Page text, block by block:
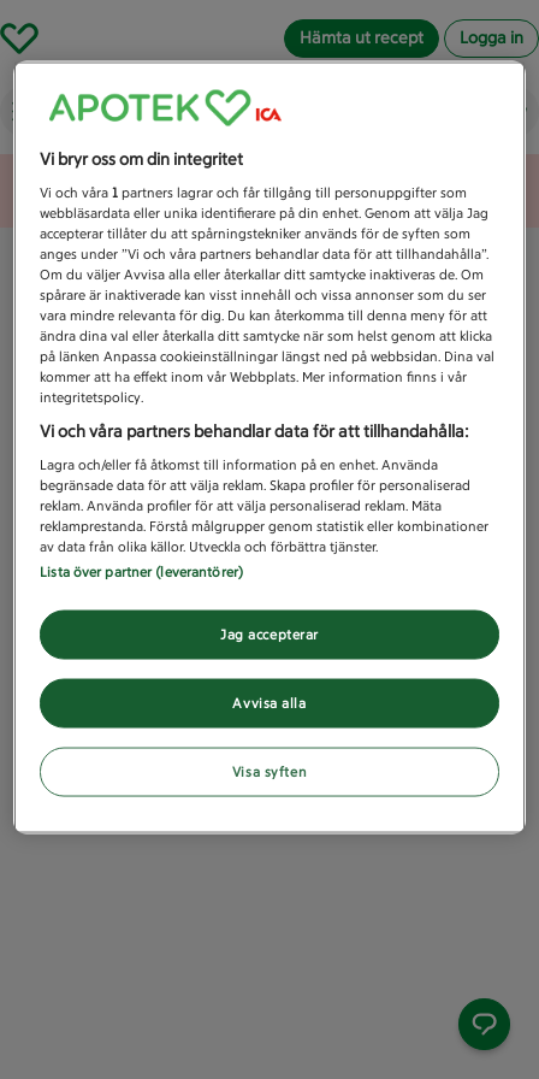
Hämta ut recept Logga in
Vad letar du efter idag?
Unknown error
Vi bryr oss om din integritet
Vi och våra1 partners lagrar och får tillgång till personuppgifter som
webbläsardata eller unika identifierare på din enhet. Genom att välja Jag
accepterar tillåter du att spårningstekniker används för de syften som
anges under ”Vi och våra partners behandlar data för att tillhandahålla”.
Om du väljer Avvisa alla eller återkallar ditt samtycke inaktiveras de. Om
spårare är inaktiverade kan visst innehåll och vissa annonser som du ser
vara mindre relevanta för dig. Du kan återkomma till denna meny för att
ändra dina val eller återkalla ditt samtycke när som helst genom att klicka
på länken Anpassa cookieinställningar längst ned på webbsidan. Dina val
kommer att ha effekt inom vår Webbplats. Mer information finns i vår
integritetspolicy.
Vi och våra partners behandlar data för att tillhandahålla:
Lagra och/eller få åtkomst till information på en enhet. Använda
begränsade data för att välja reklam. Skapa profiler för personaliserad
reklam. Använda profiler för att välja personaliserad reklam. Mäta
reklamprestanda. Förstå målgrupper genom statistik eller kombinationer
av data från olika källor. Utveckla och förbättra tjänster.
Lista över partner (leverantörer)
Avvisa alla
Jag accepterar
Visa syften